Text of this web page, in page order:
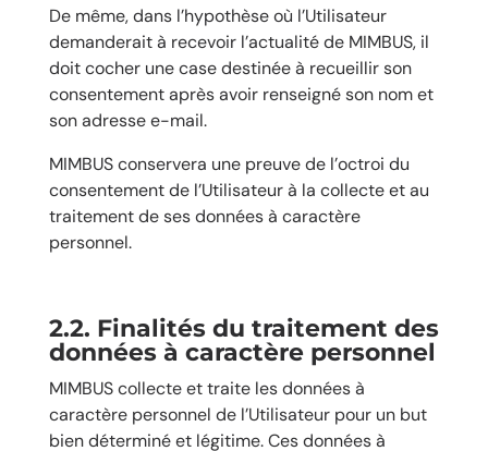
De même, dans l’hypothèse où l’Utilisateur
demanderait à recevoir l’actualité de MIMBUS, il
doit cocher une case destinée à recueillir son
consentement après avoir renseigné son nom et
son adresse e-mail.
MIMBUS conservera une preuve de l’octroi du
consentement de l’Utilisateur à la collecte et au
traitement de ses données à caractère
personnel.
2.2. Finalités du traitement des
données à caractère personnel
MIMBUS collecte et traite les données à
caractère personnel de l’Utilisateur pour un but
bien déterminé et légitime. Ces données à